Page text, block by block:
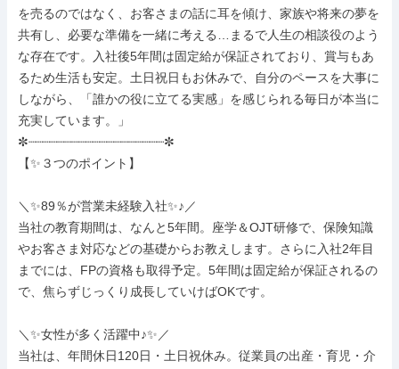
を売るのではなく、お客さまの話に耳を傾け、家族や将来の夢を
共有し、必要な準備を一緒に考える…まるで人生の相談役のよう
な存在です。入社後5年間は固定給が保証されており、賞与もあ
るため生活も安定。土日祝日もお休みで、自分のペースを大事に
しながら、「誰かの役に立てる実感」を感じられる毎日が本当に
充実しています。」
✼┈┈┈┈┈┈┈┈┈┈┈┈┈┈┈┈┈┈┈✼
【✨３つのポイント】
＼✨89％が営業未経験入社✨♪／
当社の教育期間は、なんと5年間。座学＆OJT研修で、保険知識
やお客さま対応などの基礎からお教えします。さらに入社2年目
までには、FPの資格も取得予定。5年間は固定給が保証されるの
で、焦らずじっくり成長していけばOKです。
＼✨女性が多く活躍中♪✨／
当社は、年間休日120日・土日祝休み。従業員の出産・育児・介